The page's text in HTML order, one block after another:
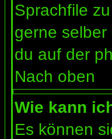
Sprachfile
gerne
du auf der
Nach oben
Wie kann
Es können